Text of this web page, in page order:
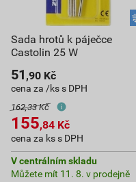
Sada hrotů k páječce
Castolin 25 W
51 ,90 Kč
cena za /ks s DPH
162,33 Kč
155,84 Kč
cena za ks s DPH
V centrálním skladu
Můžete mít 11. 8. v prodejně